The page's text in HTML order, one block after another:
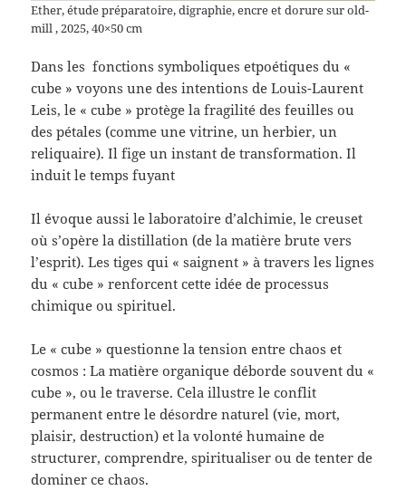
Ether, étude préparatoire, digraphie, encre et dorure sur old-
mill , 2025, 40×50 cm
Dans les fonctions symboliques etpoétiques du «
cube » voyons une des intentions de Louis-Laurent
Leis, le « cube » protège la fragilité des feuilles ou
des pétales (comme une vitrine, un herbier, un
reliquaire). Il fige un instant de transformation. Il
induit le temps fuyant
Il évoque aussi le laboratoire d’alchimie, le creuset
où s’opère la distillation (de la matière brute vers
l’esprit). Les tiges qui « saignent » à travers les lignes
du « cube » renforcent cette idée de processus
chimique ou spirituel.
Le « cube » questionne la tension entre chaos et
cosmos : La matière organique déborde souvent du «
cube », ou le traverse. Cela illustre le conflit
permanent entre le désordre naturel (vie, mort,
plaisir, destruction) et la volonté humaine de
structurer, comprendre, spiritualiser ou de tenter de
dominer ce chaos.